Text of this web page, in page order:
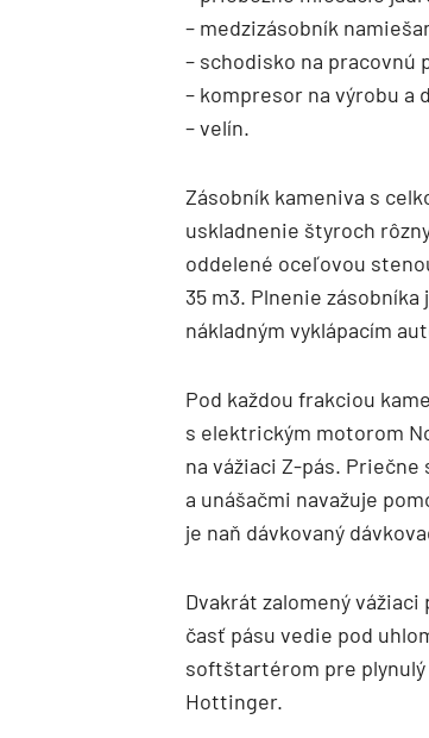
– medzizásobník
– schodisko na pracovnú
– kompresor na výrobu
– velín.
Zásobník kameniva s
uskladnenie štyroch
oddelené oceľovou
35 m3. Plnenie
nákladným vyklápacím
Pod každou frakciou
s elektrickým motorom
na vážiaci Z-pás. Priečne
a unášačmi navažuje
je naň dávkovaný
Dvakrát zalomený vážiaci
časť pásu vedie pod
softštartérom pre
Hottinger.